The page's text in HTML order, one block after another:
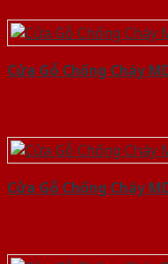
Cửa Gỗ Chống Cháy
Cửa Gỗ Chống Cháy